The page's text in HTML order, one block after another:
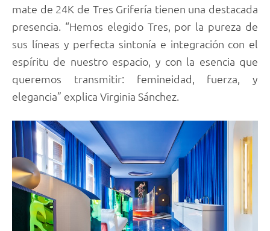
mate de 24K de Tres Grifería tienen una destacada
presencia. “Hemos elegido Tres, por la pureza de
sus líneas y perfecta sintonía e integración con el
espíritu de nuestro espacio, y con la esencia que
queremos transmitir: femineidad, fuerza, y
elegancia” explica Virginia Sánchez.